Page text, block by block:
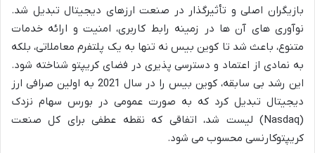
بازیگران اصلی و تأثیرگذار در صنعت ارزهای دیجیتال تبدیل شد.
نوآوری های آن ها در زمینه رابط کاربری، امنیت و ارائه خدمات
متنوع، باعث شد تا کوین بیس نه تنها به یک پلتفرم معاملاتی، بلکه
به نمادی از اعتماد و دسترسی پذیری در فضای کریپتو شناخته شود.
این رشد بی سابقه، کوین بیس را در سال 2021 به اولین صرافی ارز
دیجیتال تبدیل کرد که به صورت عمومی در بورس سهام نزدک
(Nasdaq) لیست شد، اتفاقی که نقطه عطفی برای کل صنعت
کریپتوکارنسی محسوب می شود.